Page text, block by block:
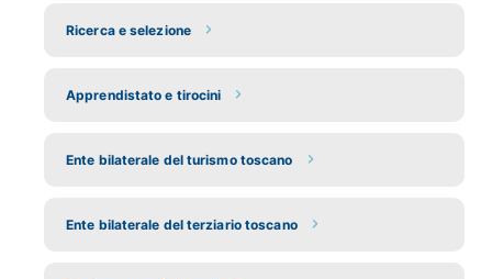
Ricerca e selezione
Apprendistato e tirocini
Ente bilaterale del turismo toscano
Ente bilaterale del terziario toscano